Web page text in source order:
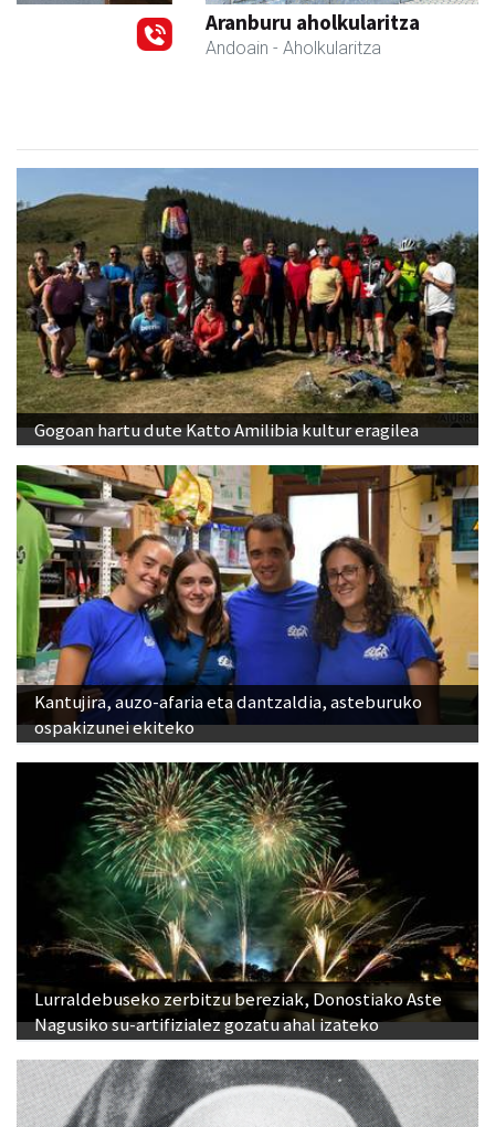
Aranburu aholkularitza
- Aholkularitza
Gogoan hartu dute Katto Amilibia kultur eragilea
Kantujira, auzo-afaria eta dantzaldia, asteburuko
ospakizunei ekiteko
Lurraldebuseko zerbitzu bereziak, Donostiako Aste
Nagusiko su-artifizialez gozatu ahal izateko